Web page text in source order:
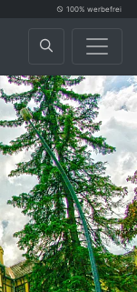
100% werbefrei